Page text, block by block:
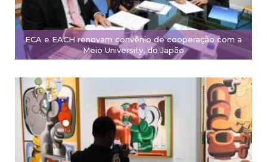
ECA e EACH renovam convênio de cooperação com a
Meio University, do Japão